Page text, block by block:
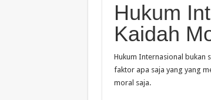
Hukum
Kaidah
Hukum Internasional bukan
faktor apa saja yang yang
moral saja.